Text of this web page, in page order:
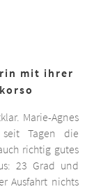
mit ihrer
Marie-Agnes
seit Tagen die
richtig gutes
23 Grad und
Ausfahrt nichts